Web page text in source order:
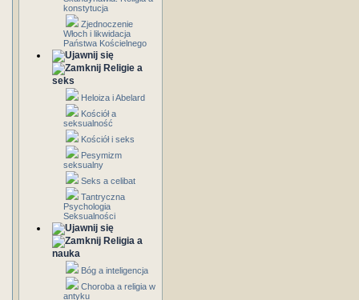
konstytucja
Zjednoczenie
Włoch i likwidacja
Państwa Kościelnego
Religie a
seks
Heloiza i Abelard
Kościół a
seksualność
Kościół i seks
Pesymizm
seksualny
Seks a celibat
Tantryczna
Psychologia
Seksualności
Religia a
nauka
Bóg a inteligencja
Choroba a religia w
antyku